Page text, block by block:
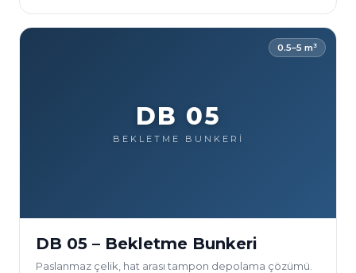
0.5–5 m³
DB 05
BEKLETME BUNKERİ
DB 05 – Bekletme Bunkeri
Paslanmaz çelik, hat arası tampon depolama çözümü.